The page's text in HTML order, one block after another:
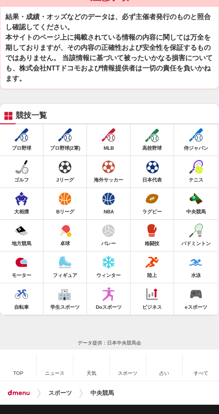
結果・成績・オッズなどのデータは、必ず主催者発行のものと照合
し確認してください。
本サイトのページ上に掲載されている情報の内容に関しては万全を
期しておりますが、その内容の正確性および安全性を保証するもの
ではありません。 当該情報に基づいて被ったいかなる損害について
も、株式会社NTTドコモおよび情報提供者は一切の責任を負いかね
ます。
競技一覧
プロ野球 プロ野球(2軍) MLB 高校野球 侍ジャパン
ゴルフ Jリーグ 海外サッカー 日本代表 テニス
大相撲 Bリーグ NBA ラグビー 中央競馬
地方競馬 卓球 バレー 格闘技 バドミントン
モーター フィギュア ウィンター 陸上 水泳
自転車 学生スポーツ Doスポーツ ビジネス eスポーツ
データ提供：日本中央競馬会
TOP ニュース 天気 スポーツ 占い すべて
スポーツ 中央競馬